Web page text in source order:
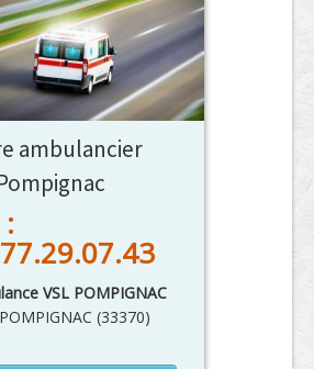
ambulancier
VSL POMPIGNAC
POMPIGNAC (33370)